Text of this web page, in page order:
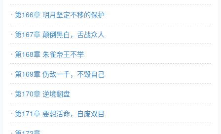
第166章 明月坚定不移的保护
第167章 颠倒黑白，舌战众人
第168章 朱雀帝王不举
第169章 伤敌一千，不毁自己
第170章 逆境翻盘
第171章 要想活命，自废双目